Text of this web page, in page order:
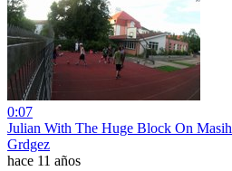
0:07
Julian With The Huge Block On Masih
Grdgez
hace 11 años